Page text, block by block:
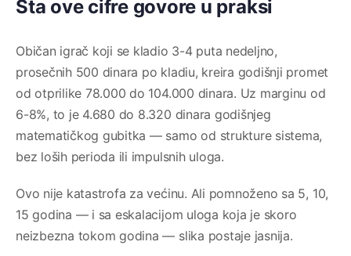
Šta ove cifre govore u praksi
Običan igrač koji se kladio 3-4 puta nedeljno,
prosečnih 500 dinara po kladiu, kreira godišnji promet
od otprilike 78.000 do 104.000 dinara. Uz marginu od
6-8%, to je 4.680 do 8.320 dinara godišnjeg
matematičkog gubitka — samo od strukture sistema,
bez loših perioda ili impulsnih uloga.
Ovo nije katastrofa za većinu. Ali pomnoženo sa 5, 10,
15 godina — i sa eskalacijom uloga koja je skoro
neizbezna tokom godina — slika postaje jasnija.